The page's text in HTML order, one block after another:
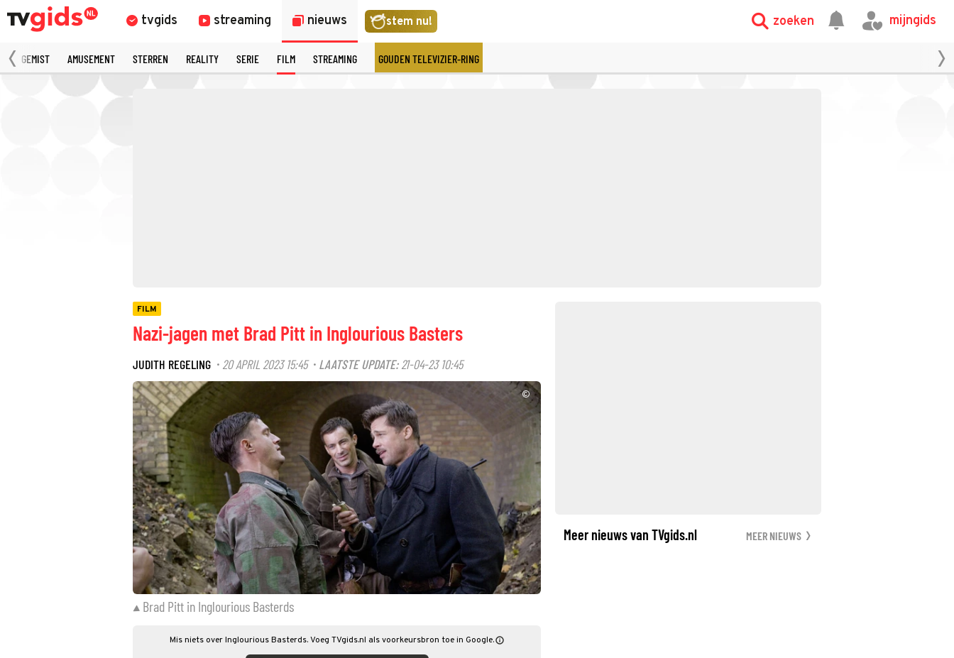
tvgids streaming nieuws stem nu! zoeken mijngids
GEMIST AMUSEMENT STERREN REALITY SERIE FILM STREAMING GOUDEN TELEVIZIER-RING
FILM
Nazi-jagen met Brad Pitt in Inglourious Basters
JUDITH REGELING · 20 APRIL 2023 15:45· LAATSTE UPDATE: 21-04-23 10:45
©
Brad Pitt in Inglourious Basterds
Mis niets over Inglourious Basterds. Voeg TVgids.nl als voorkeursbron toe in Google.
Meer nieuws van TVgids.nl MEER NIEUWS